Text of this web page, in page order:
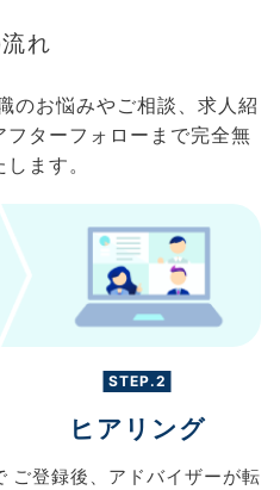
れ
のお悩みやご相談、求人紹
ターフォローまで完全無
ます。
STEP.2
ヒアリング
ご登録後、 アドバイザーが転